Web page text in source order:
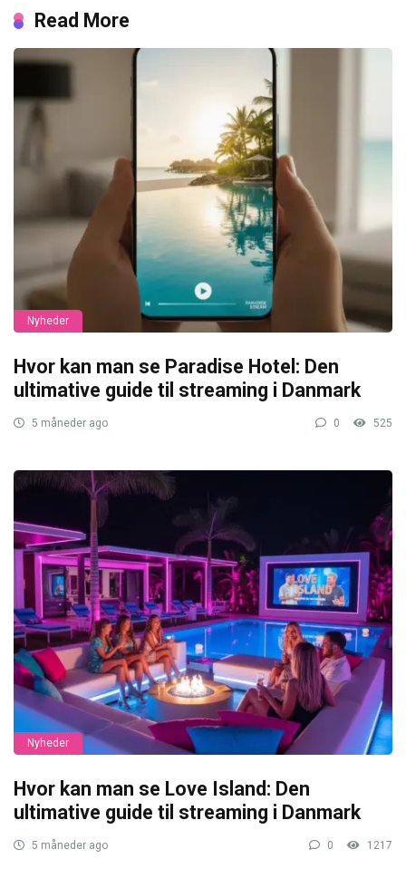
Read More
Nyheder
Hvor kan man se Paradise Hotel: Den
ultimative guide til streaming i Danmark
5 måneder ago 0 525
Nyheder
Hvor kan man se Love Island: Den
ultimative guide til streaming i Danmark
5 måneder ago 0 1217